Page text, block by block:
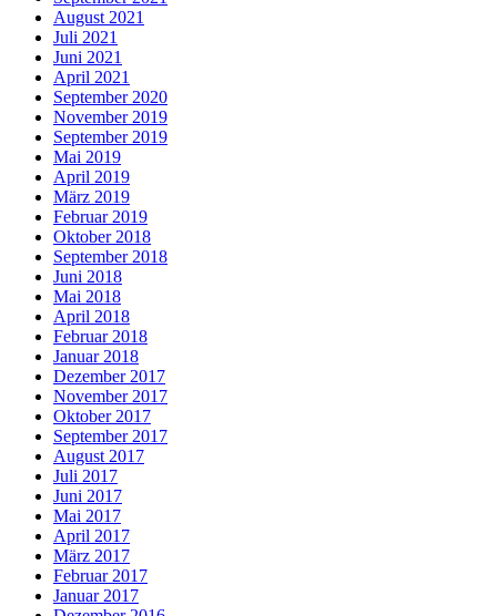
August 2021
Juli 2021
Juni 2021
April 2021
September 2020
November 2019
September 2019
Mai 2019
April 2019
März 2019
Februar 2019
Oktober 2018
September 2018
Juni 2018
Mai 2018
April 2018
Februar 2018
Januar 2018
Dezember 2017
November 2017
Oktober 2017
September 2017
August 2017
Juli 2017
Juni 2017
Mai 2017
April 2017
März 2017
Februar 2017
Januar 2017